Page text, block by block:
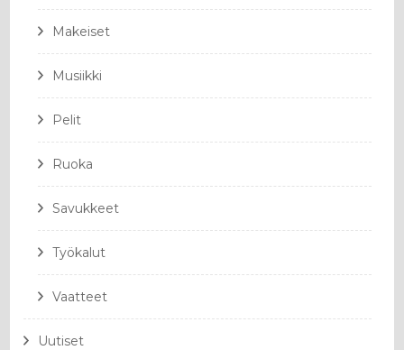
Makeiset
Musiikki
Pelit
Ruoka
Savukkeet
Työkalut
Vaatteet
Uutiset